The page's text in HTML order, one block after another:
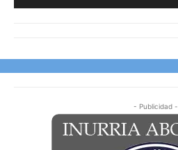
- Publicidad -